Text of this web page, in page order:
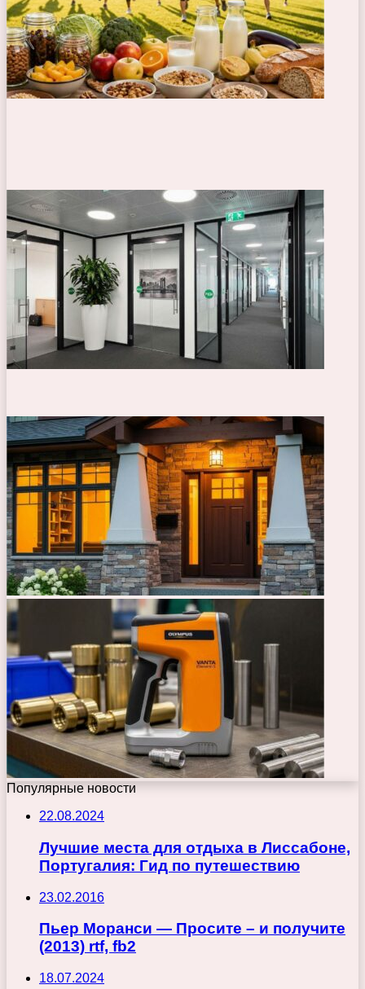
Популярные новости
22.08.2024
Лучшие места для отдыха в Лиссабоне,
Португалия: Гид по путешествию
23.02.2016
Пьер Моранси — Просите – и получите
(2013) rtf, fb2
18.07.2024